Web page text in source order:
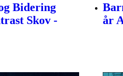
Bidering
Skov -
år